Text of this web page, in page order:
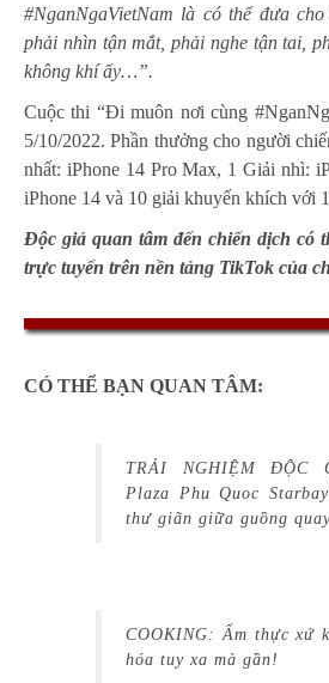
#NganNgaVietNam là có thể đưa
phải nhìn tận mắt, phải nghe tận tai,
không khí ấy…”.
Cuộc thi “Đi muôn nơi cùng
5/10/2022. Phần thưởng cho người
nhất: iPhone 14 Pro Max, 1 Giải nhì:
iPhone 14 và 10 giải khuyến khích với
Độc giả quan tâm đến chiến dịch có
trực tuyến trên nền tảng TikTok của
CÓ THỂ BẠN QUAN TÂM:
TRẢI NGHIỆM ĐỘC
Plaza Phu Quoc
thư giãn giữa guồng
COOKING: Ẩm thực xứ
hóa tuy xa mà gần!